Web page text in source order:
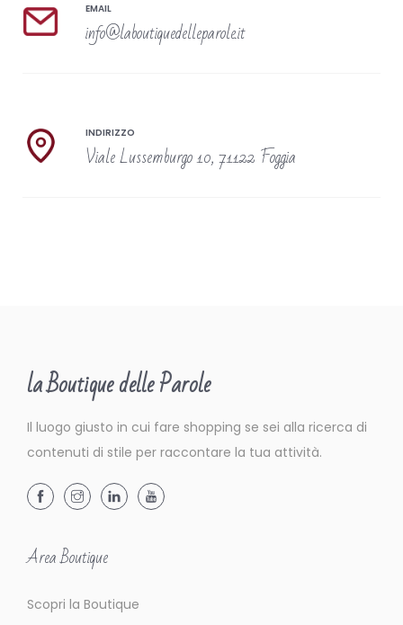
EMAIL
info@laboutiquedelleparole.it
INDIRIZZO
Viale Lussemburgo 10, 71122 Foggia
la Boutique delle Parole
Il luogo giusto in cui fare shopping se sei alla ricerca di
contenuti di stile per raccontare la tua attività.
Area Boutique
Scopri la Boutique